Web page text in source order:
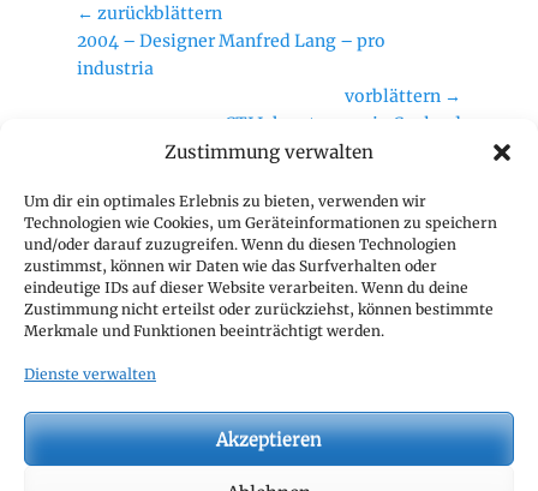
Zustimmung verwalten
Um dir ein optimales Erlebnis zu bieten, verwenden wir
Technologien wie Cookies, um Geräteinformationen zu speichern
und/oder darauf zuzugreifen. Wenn du diesen Technologien
zustimmst, können wir Daten wie das Surfverhalten oder
eindeutige IDs auf dieser Website verarbeiten. Wenn du deine
Zustimmung nicht erteilst oder zurückziehst, können bestimmte
Merkmale und Funktionen beeinträchtigt werden.
Dienste verwalten
Akzeptieren
Beitragsnavigation
← zurückblättern
Vorheriger
Beitrag:
2004 – Designer Manfred Lang – pro
industria
vorblättern →
CTJ Jahrestagung in Cuxland
Geschäftsstelle
CTJ Geschäftsstelle
c/o CIVD e.V.
z. Hd. Thomas Nitsch
Hamburger Allee 14
Mail:geschaeftsstelle@c-t-j.eu